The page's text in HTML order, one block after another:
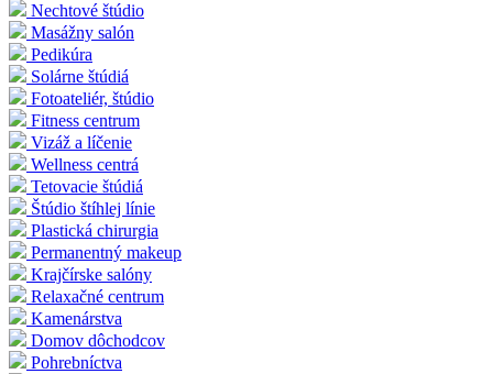
Nechtové štúdio
Masážny salón
Pedikúra
Solárne štúdiá
Fotoateliér, štúdio
Fitness centrum
Vizáž a líčenie
Wellness centrá
Tetovacie štúdiá
Štúdio štíhlej línie
Plastická chirurgia
Permanentný makeup
Krajčírske salóny
Relaxačné centrum
Kamenárstva
Domov dôchodcov
Pohrebníctva